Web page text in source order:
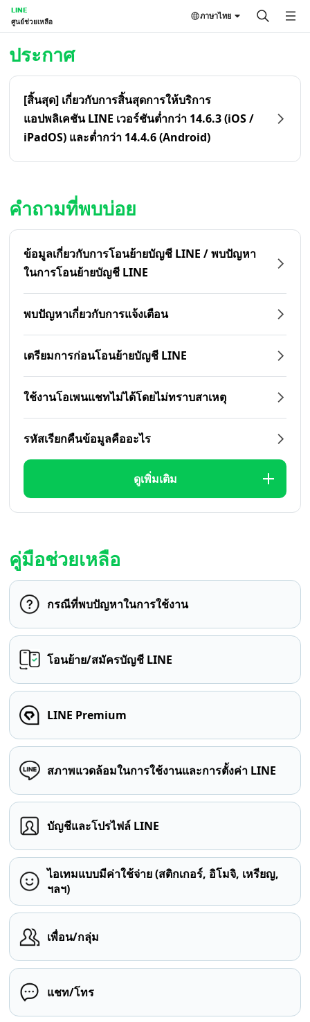
LINE
ศูนย์ช่วยเหลือ
ภาษาไทย
ประกาศ
[สิ้นสุด] เกี่ยวกับการสิ้นสุดการให้บริการ
แอปพลิเคชัน LINE เวอร์ชันต่ำกว่า 14.6.3 (iOS /
iPadOS) และต่ำกว่า 14.4.6 (Android)
คำถามที่พบบ่อย
ข้อมูลเกี่ยวกับการโอนย้ายบัญชี LINE / พบปัญหา
ในการโอนย้ายบัญชี LINE
พบปัญหาเกี่ยวกับการแจ้งเตือน
เตรียมการก่อนโอนย้ายบัญชี LINE
ใช้งานโอเพนแชทไม่ได้โดยไม่ทราบสาเหตุ
รหัสเรียกคืนข้อมูลคืออะไร
ดูเพิ่มเติม
คู่มือช่วยเหลือ
กรณีที่พบปัญหาในการใช้งาน
โอนย้าย/สมัครบัญชี LINE
LINE Premium
สภาพแวดล้อมในการใช้งานและการตั้งค่า LINE
บัญชีและโปรไฟล์ LINE
ไอเทมแบบมีค่าใช้จ่าย (สติกเกอร์, อิโมจิ, เหรียญ,
ฯลฯ)
เพื่อน/กลุ่ม
แชท/โทร